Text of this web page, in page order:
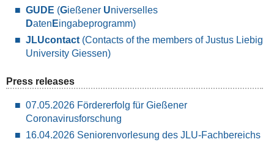
GUDE (Gießener Universelles
Daten Eingabeprogramm)
JLUcontact(Contacts of the members of Justus Liebig
University Giessen)
Press releases
07.05.2026 Fördererfolg für Gießener
Coronavirusforschung
16.04.2026 Seniorenvorlesung des JLU-Fachbereichs